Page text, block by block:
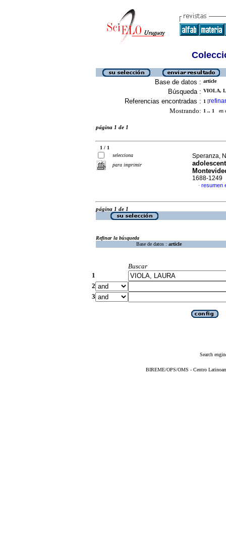
Base de datos : article
Búsqueda : VIOLA,
Referencias encontradas : 1 [refinar
Mostrando: 1 .. 1 en
página 1 de 1
1 / 1
selecciona
para imprimir
Speranza,
1688-1249
· resumen
página 1 de 1
Refinar la búsqueda
Base de datos : article
Buscar
1
2
3
Search
BIREME/OPS/OMS - Centro